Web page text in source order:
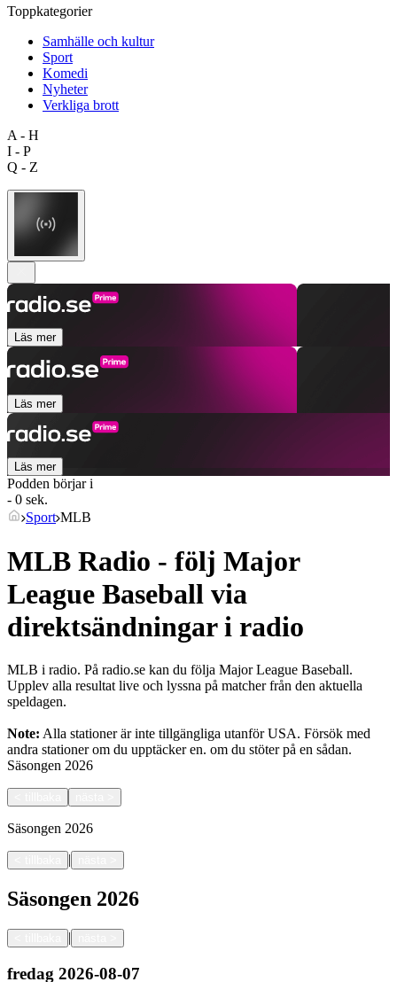
Toppkategorier
Samhälle och kultur
Sport
Komedi
Nyheter
Verkliga brott
A - H
I - P
Q - Z
Läs mer
Läs mer
Läs mer
Podden börjar i
- 0 sek.
Sport MLB
MLB Radio - följ Major
League Baseball via
direktsändningar i radio
MLB i radio. På radio.se kan du följa Major League Baseball.
Upplev alla resultat live och lyssna på matcher från den aktuella
speldagen.
Note: Alla stationer är inte tillgängliga utanför USA. Försök med
andra stationer om du upptäcker en. om du stöter på en sådan.
Säsongen 2026
Säsongen 2026
|
Säsongen 2026
|
fredag 2026-08-07